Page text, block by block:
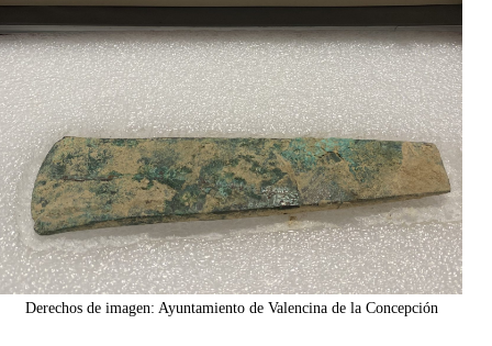
Derechos de imagen: Ayuntamiento de Valencina de la Concepción